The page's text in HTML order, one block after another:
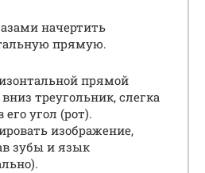
начертить
прямую.
прямой
треугольник, слегка
его угол (рот).
изображение,
зубы и язык